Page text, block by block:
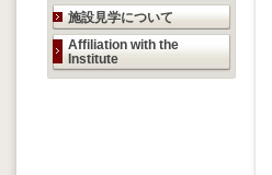
施設見学について
Affiliation with the
Institute